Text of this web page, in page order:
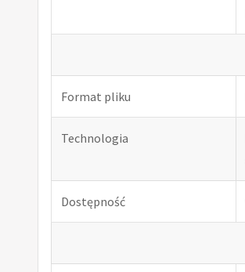
Format pliku
Technologia
Dostępność